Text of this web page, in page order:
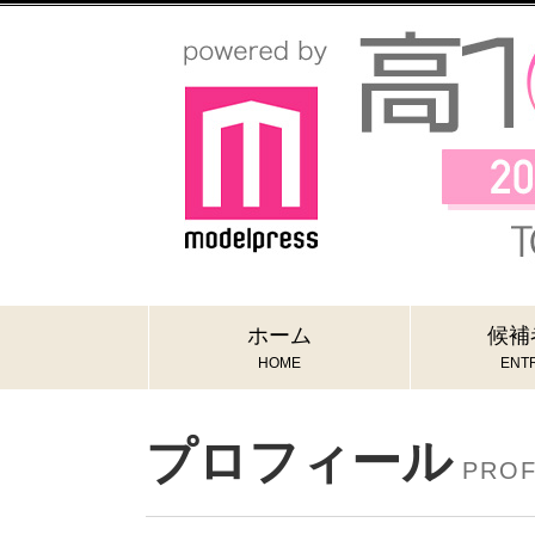
ホーム
HOME
候補
プロフィール